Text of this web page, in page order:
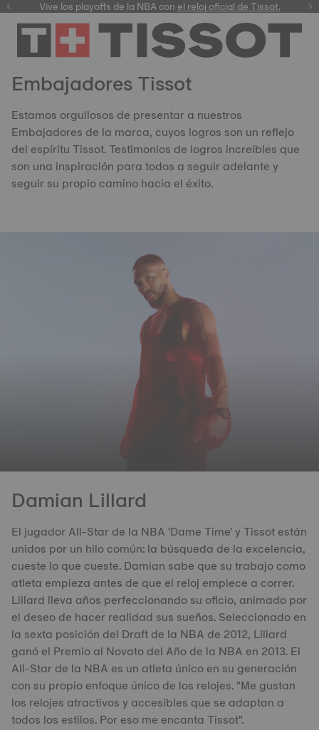
Vive los playoffs de la NBA conel reloj oficial de Tissot.
Embajadores Tissot
Estamos orgullosos de presentar a nuestros
Embajadores de la marca, cuyos logros son un reflejo
del espíritu Tissot. Testimonios de logros increíbles que
son una inspiración para todos a seguir adelante y
seguir su propio camino hacia el éxito.
Damian Lillard
El jugador All-Star de la NBA 'Dame Time' y Tissot están
unidos por un hilo común: la búsqueda de la excelencia,
cueste lo que cueste. Damian sabe que su trabajo como
atleta empieza antes de que el reloj empiece a correr.
Lillard lleva años perfeccionando su oficio, animado por
el deseo de hacer realidad sus sueños. Seleccionado en
la sexta posición del Draft de la NBA de 2012, Lillard
ganó el Premio al Novato del Año de la NBA en 2013. El
All-Star de la NBA es un atleta único en su generación
con su propio enfoque único de los relojes. "Me gustan
los relojes atractivos y accesibles que se adaptan a
todos los estilos. Por eso me encanta Tissot".